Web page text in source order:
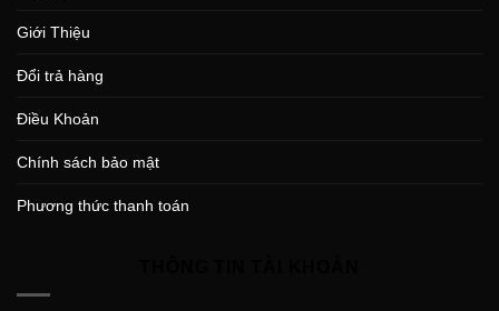
Giới Thiệu
Đổi trả hàng
Điều Khoản
Chính sách bảo mật
Phương thức thanh toán